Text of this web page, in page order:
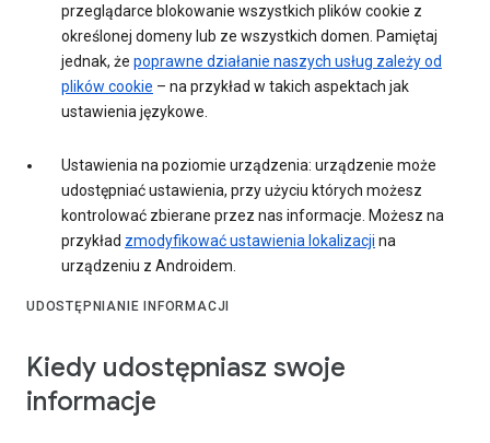
przeglądarce blokowanie wszystkich plików cookie z
określonej domeny lub ze wszystkich domen. Pamiętaj
jednak, że poprawne działanie naszych usług zależy od
plików cookie – na przykład w takich aspektach jak
ustawienia językowe.
Ustawienia na poziomie urządzenia: urządzenie może
udostępniać ustawienia, przy użyciu których możesz
kontrolować zbierane przez nas informacje. Możesz na
przykład zmodyfikować ustawienia lokalizacji na
urządzeniu z Androidem.
UDOSTĘPNIANIE INFORMACJI
Kiedy udostępniasz swoje
informacje